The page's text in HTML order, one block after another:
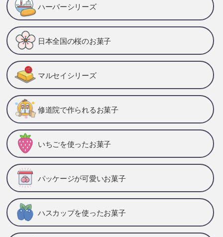
ハーバーシリーズ
日本全国の桜のお菓子
マルセイシリーズ
修道院で作られるお菓子
いちごを使ったお菓子
パッケージが可愛いお菓子
ハスカップを使ったお菓子